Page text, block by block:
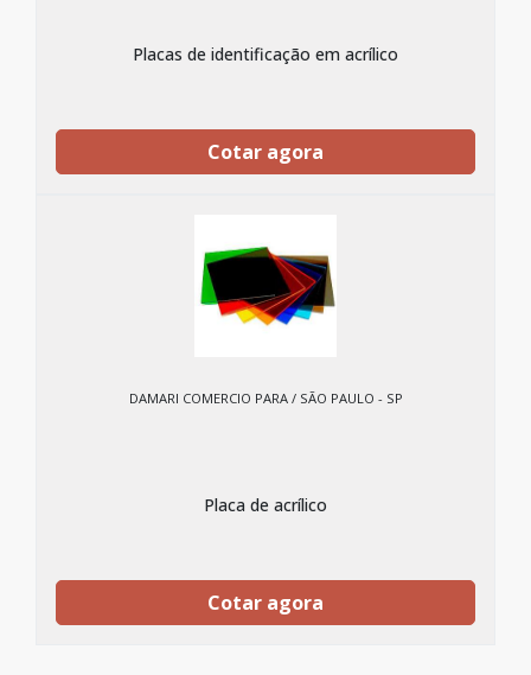
Placas de identificação em acrílico
Cotar agora
DAMARI COMERCIO PARA / SÃO PAULO - SP
Placa de acrílico
Cotar agora